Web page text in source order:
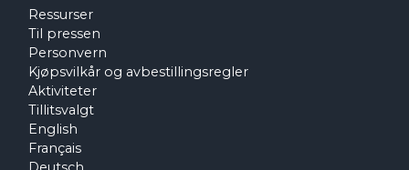
Ressurser
Til pressen
Personvern
Kjøpsvilkår og avbestillingsregler
Aktiviteter
Tillitsvalgt
English
Français